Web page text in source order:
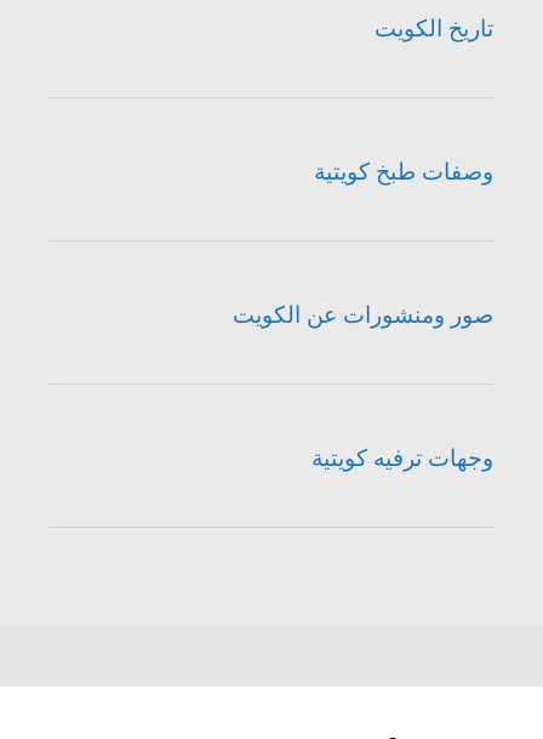
تاريخ الكويت
وصفات طبخ كويتية
صور ومنشورات عن الكويت
وجهات ترفيه كويتية